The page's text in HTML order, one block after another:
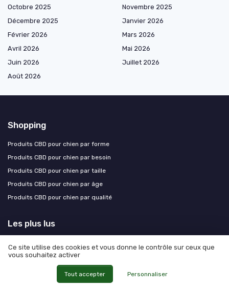
Octobre 2025
Novembre 2025
Décembre 2025
Janvier 2026
Février 2026
Mars 2026
Avril 2026
Mai 2026
Juin 2026
Juillet 2026
Août 2026
Shopping
Produits CBD pour chien par forme
Produits CBD pour chien par besoin
Produits CBD pour chien par taille
Produits CBD pour chien par âge
Produits CBD pour chien par qualité
Les plus lus
quatre pattes
Le CBD pour chiens : peut-on l'acheter en pharmacie ?
Baume pour coussinets de chien fait maison : guide pratique et naturel
Ce site utilise des cookies et vous donne le contrôle sur ceux que
vous souhaitez activer
Tout accepter Personnaliser